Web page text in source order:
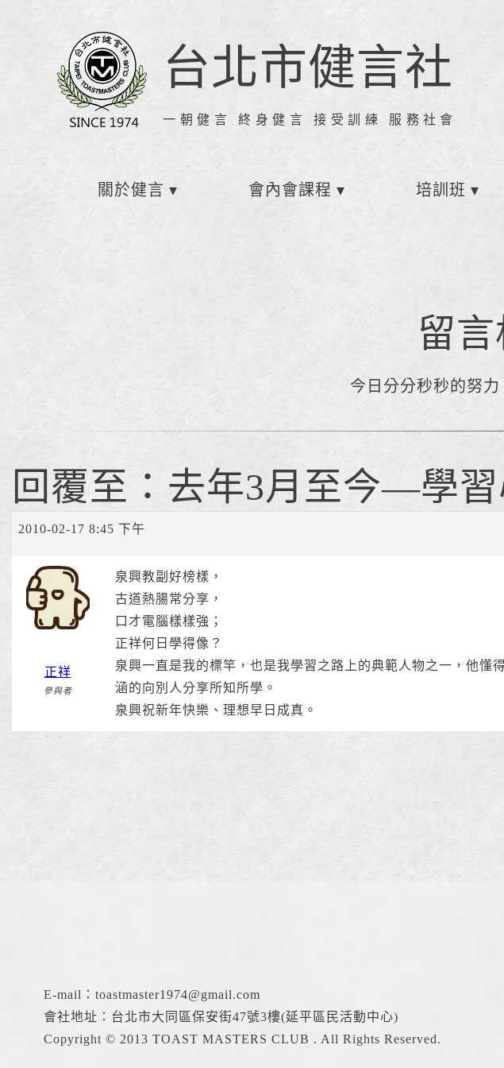
台北市健言社
一朝健言 終身健言 接受訓練 服務社會
關於健言 會內會課程 培訓班
留
今日分分秒秒的努
回覆至：去年3月至今—學
2010-02-17 8:45 下午
正祥
參與者
泉興教副好榜樣，
古道熱腸常分享，
口才電腦樣樣強；
正祥何日學得像？
泉興一直是我的標竿，也是我學習之路上的典範人物之一，他
涵的向別人分享所知所學。
泉興祝新年快樂、理想早日成真。
E-mail： toastmaster1974@gmail.com
會社地址：台北市大同區保安街47號3樓(延平區民活動中心)
Copyright © 2013 TOAST MASTERS CLUB . All Rights Reserved.